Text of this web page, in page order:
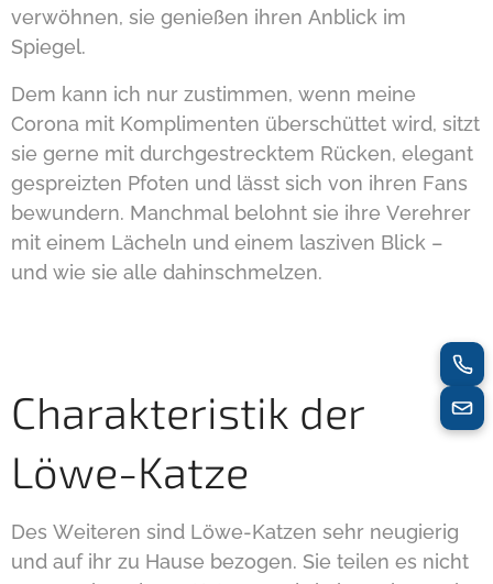
verwöhnen, sie genießen ihren Anblick im
Spiegel.
Dem kann ich nur zustimmen, wenn meine
Corona mit Komplimenten überschüttet wird, sitzt
sie gerne mit durchgestrecktem Rücken, elegant
gespreizten Pfoten und lässt sich von ihren Fans
bewundern. Manchmal belohnt sie ihre Verehrer
mit einem Lächeln und einem lasziven Blick –
und wie sie alle dahinschmelzen.
Charakteristik der
Löwe-Katze
Des Weiteren sind Löwe-Katzen sehr neugierig
und auf ihr zu Hause bezogen. Sie teilen es nicht